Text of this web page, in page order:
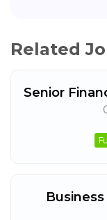
Related
Senior